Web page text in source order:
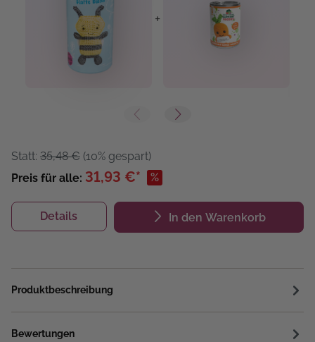
+
Statt: 35,48 € (10% gespart)
Preis für alle: 31,93 €* %
Details In den Warenkorb
Produktbeschreibung
Bewertungen